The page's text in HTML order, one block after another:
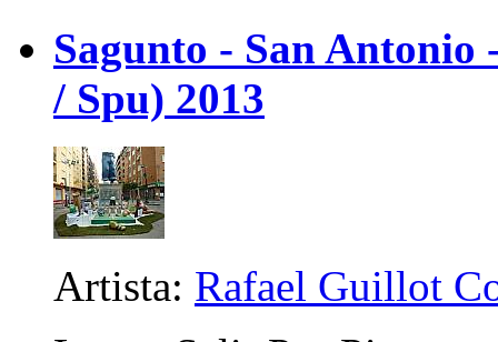
Sagunto - San
/ Spu) 2013
Artista: Rafael Guillot